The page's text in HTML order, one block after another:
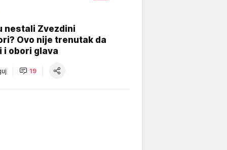
nestali Zvezdini
Ovo nije trenutak da
i obori glava
19